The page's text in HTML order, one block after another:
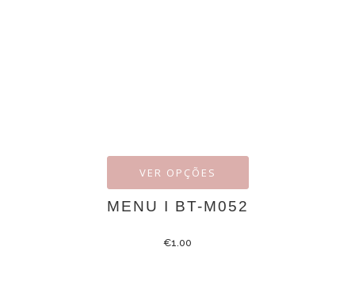
VER OPÇÕES
MENU I BT-M052
€1.00